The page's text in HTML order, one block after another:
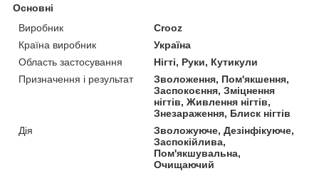
Основні
Виробник
Crooz
Країна виробник
Україна
Область застосування
Нігті, Руки, Кутикули
Призначення і результат
Зволоження, Пом'якшення,
Заспокоєння, Зміцнення
нігтів, Живлення нігтів,
Знезараження, Блиск нігтів
Дія
Зволожуюче, Дезінфікуюче,
Заспокійлива,
Пом'якшувальна,
Очищаючий